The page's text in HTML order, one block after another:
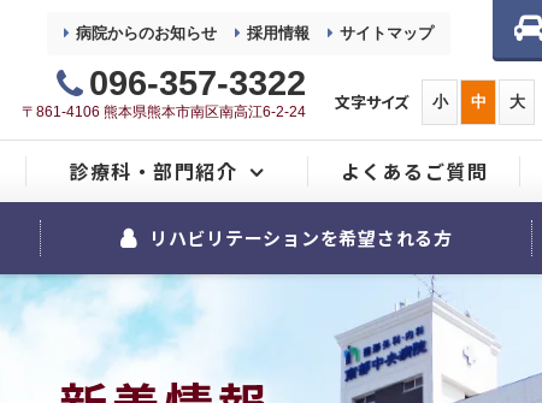
病院からのお知らせ 採用情報 サイトマップ
096-357-3322
〒861-4106 熊本県熊本市南区南高江6-2-24 文字サイズ 小 中 大
診療科・部門紹介
整形外科
内科
麻酔科
よくあるご質問
リハビリテーションを希望される方